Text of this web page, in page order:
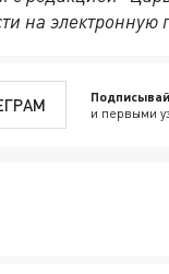
на электронную
и первыми